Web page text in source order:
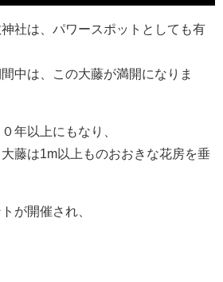
社は、パワースポットとしても有
中は、この大藤が満開になりま
年以上にもなり、
藤は1m以上ものおおきな花房を垂
が開催され、